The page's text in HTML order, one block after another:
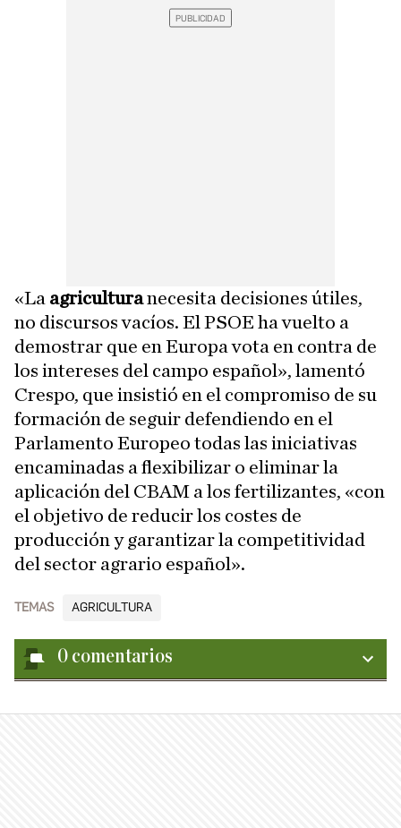
«La agriculturanecesita decisiones útiles,
no discursos vacíos. El PSOE ha vuelto a
demostrar que en Europa vota en contra de
los intereses del campo español», lamentó
Crespo, que insistió en el compromiso de su
formación de seguir defendiendo en el
Parlamento Europeo todas las iniciativas
encaminadas a flexibilizar o eliminar la
aplicación del CBAM a los fertilizantes, «con
el objetivo de reducir los costes de
producción y garantizar la competitividad
del sector agrario español».
TEMAS AGRICULTURA
0 comentarios